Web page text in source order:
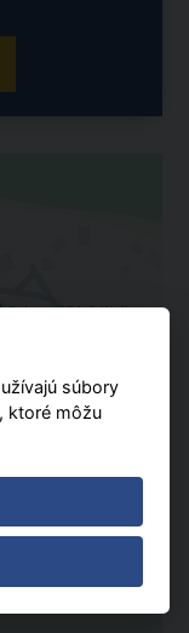
súbory
ktoré môžu